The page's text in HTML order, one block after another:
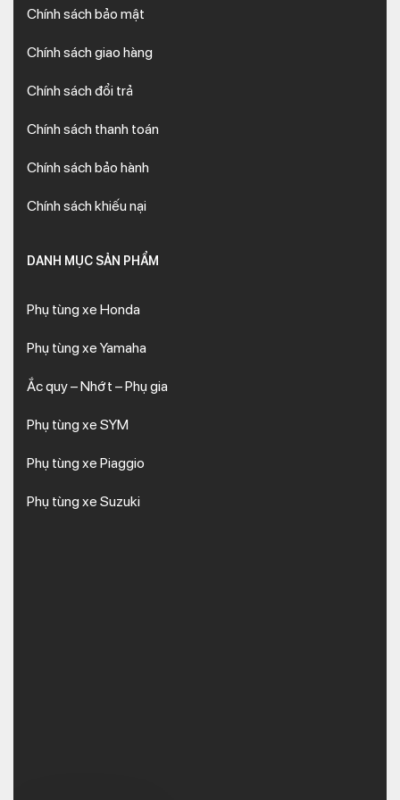
Chính sách bảo mật
Chính sách giao hàng
Chính sách đổi trả
Chính sách thanh toán
Chính sách bảo hành
Chính sách khiếu nại
DANH MỤC SẢN PHẨM
Phụ tùng xe Honda
Phụ tùng xe Yamaha
Ắc quy – Nhớt – Phụ gia
Phụ tùng xe SYM
Phụ tùng xe Piaggio
Phụ tùng xe Suzuki